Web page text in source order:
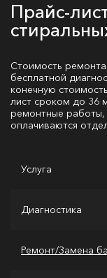
Прайс-
Стоимость
бесплатной
конечную
лист сроком до 36
ремонтные работы,
оплачиваются
Услуга
Диагностика
Ремонт/Замена